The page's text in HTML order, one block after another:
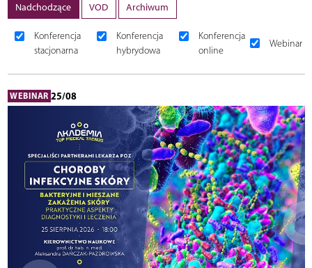
Nadchodzące VOD Archiwum
Konferencja
stacjonarna
Konferencja
hybrydowa
Konferencja
online
Webinar
WEBINAR 25/08